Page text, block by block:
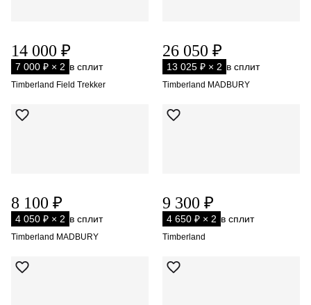
14 000 ₽
7 000 ₽ × 2 в сплит
Timberland Field Trekker
26 050 ₽
13 025 ₽ × 2 в сплит
Timberland MADBURY
8 100 ₽
4 050 ₽ × 2 в сплит
Timberland MADBURY
9 300 ₽
4 650 ₽ × 2 в сплит
Timberland